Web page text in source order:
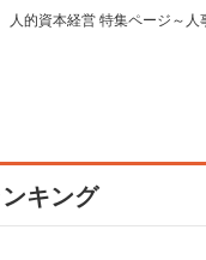
人的資本経営 特集ページ～
キング